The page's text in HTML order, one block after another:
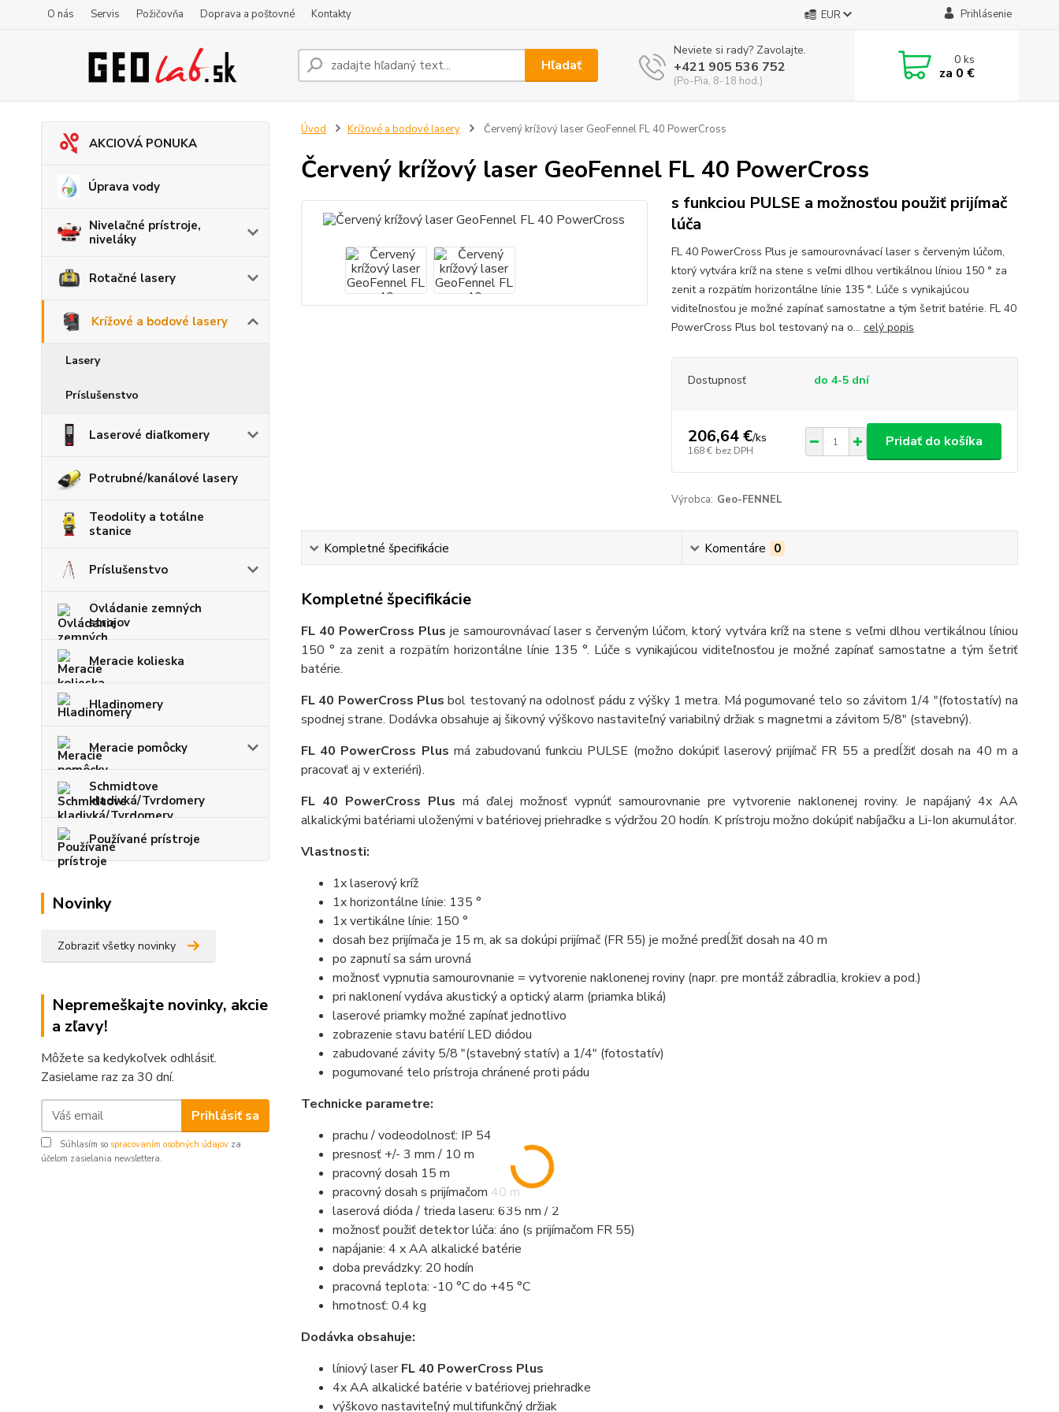
O nás Servis Požičovňa Doprava a poštovné Kontakty EUR Prihlásenie
Hľadať
Neviete si rady? Zavolajte.
+421 905 536 752
(Po-Pia, 8-18 hod.)
0ks
za 0 €
AKCIOVÁ PONUKA
Úprava vody
Nivelačné prístroje,
niveláky
Rotačné lasery
Krížové a bodové lasery
Lasery
Príslušenstvo
Laserové diaľkomery
Potrubné/kanálové lasery
Teodolity a totálne
stanice
Príslušenstvo
Ovládanie zemných
strojov
Meracie kolieska
Hladinomery
Meracie pomôcky
Schmidtove
kladivká/Tvrdomery
Používané prístroje
Novinky
Zobraziť všetky novinky
Nepremeškajte novinky, akcie
a zľavy!
Môžete sa kedykoľvek odhlásiť.
Zasielame raz za 30 dní.
Prihlásiť sa
Súhlasím so spracovaním osobných údajov za
účelom zasielania newslettera.
Úvod Krížové a bodové lasery Červený krížový laser GeoFennel FL 40 PowerCross
Červený krížový laser GeoFennel FL 40 PowerCross
s funkciou PULSE a možnosťou použiť prijímač
lúča
FL 40 PowerCross Plus je samourovnávací laser s červeným lúčom,
ktorý vytvára kríž na stene s veľmi dlhou vertikálnou líniou 150 ° za
zenit a rozpätím horizontálne línie 135 °. Lúče s vynikajúcou
viditeľnosťou je možné zapínať samostatne a tým šetriť batérie. FL 40
PowerCross Plus bol testovaný na o... celý popis
Dostupnosť do 4-5 dní
206,64 €/ks
168 € bez DPH
Pridať do košíka
Výrobca: Geo-FENNEL
Kompletné špecifikácie Komentáre 0
Kompletné špecifikácie
FL 40 PowerCross Plus je samourovnávací laser s červeným lúčom, ktorý vytvára kríž na stene s veľmi dlhou vertikálnou líniou
150 ° za zenit a rozpätím horizontálne línie 135 °. Lúče s vynikajúcou viditeľnosťou je možné zapínať samostatne a tým šetriť
batérie.
FL 40 PowerCross Plus bol testovaný na odolnosť pádu z výšky 1 metra. Má pogumované telo so závitom 1/4 "(fotostatív) na
spodnej strane. Dodávka obsahuje aj šikovný výškovo nastaviteľný variabilný držiak s magnetmi a závitom 5/8" (stavebný).
FL 40 PowerCross Plus má zabudovanú funkciu PULSE (možno dokúpiť laserový prijímač FR 55 a predĺžiť dosah na 40 m a
pracovať aj v exteriéri).
FL 40 PowerCross Plus má ďalej možnosť vypnúť samourovnanie pre vytvorenie naklonenej roviny. Je napájaný 4x AA
alkalickými batériami uloženými v batériovej priehradke s výdržou 20 hodín. K prístroju možno dokúpiť nabíjačku a Li-Ion akumulátor.
Vlastnosti:
1x laserový kríž
1x horizontálne línie: 135 °
1x vertikálne línie: 150 °
dosah bez prijímača je 15 m, ak sa dokúpi prijímač (FR 55) je možné predĺžiť dosah na 40 m
po zapnutí sa sám urovná
možnosť vypnutia samourovnanie = vytvorenie naklonenej roviny (napr. pre montáž zábradlia, krokiev a pod.)
pri naklonení vydáva akustický a optický alarm (priamka bliká)
laserové priamky možné zapínať jednotlivo
zobrazenie stavu batérií LED diódou
zabudované závity 5/8 "(stavebný statív) a 1/4" (fotostatív)
pogumované telo prístroja chránené proti pádu
Technicke parametre:
prachu / vodeodolnosť: IP 54
presnosť +/- 3 mm / 10 m
pracovný dosah 15 m
pracovný dosah s prijímačom 40 m
laserová dióda / trieda laseru: 635 nm / 2
možnosť použiť detektor lúča: áno (s prijímačom FR 55)
napájanie: 4 x AA alkalické batérie
doba prevádzky: 20 hodín
pracovná teplota: -10 °C do +45 °C
hmotnosť: 0.4 kg
Dodávka obsahuje:
líniový laserFL 40 PowerCross Plus
4x AA alkalické batérie v batériovej priehradke
výškovo nastaviteľný multifunkčný držiak